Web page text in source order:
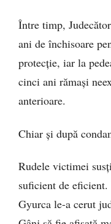
Între timp,
ani de închisoare
protecție, iar la
cinci ani rămași
anterioare.
Chiar și după
Rudele victimei
suficient de
Gyurca le-a cerut